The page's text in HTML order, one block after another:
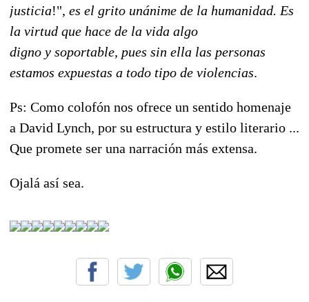
justicia!", es el grito unánime de la humanidad. Es
la virtud que hace de la vida algo
digno y soportable, pues sin ella las personas
estamos expuestas a todo tipo de violencias.
Ps: Como colofón nos ofrece un sentido homenaje
a David Lynch, por su estructura y estilo literario ...
Que promete ser una narración más extensa.
Ojalá así sea.